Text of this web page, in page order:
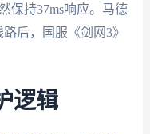
保持37ms响应。马德
后，国服《剑网3》
逻辑